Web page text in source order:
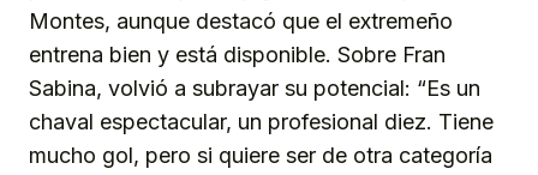
Montes, aunque destacó que el extremeño
entrena bien y está disponible. Sobre Fran
Sabina, volvió a subrayar su potencial: “Es un
chaval espectacular, un profesional diez. Tiene
mucho gol, pero si quiere ser de otra categoría